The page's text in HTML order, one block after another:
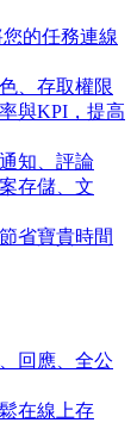
的任務連線
、存取權限
與KPI，提高
知、評論
存儲、文
省寶貴時間
回應、全公
在線上存